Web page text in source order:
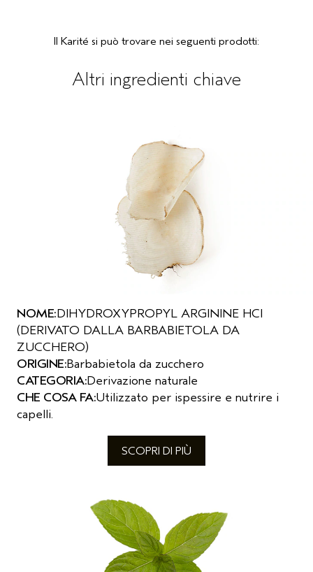
Il Karité si può trovare nei seguenti prodotti:
Altri ingredienti chiave
NOME:DIHYDROXYPROPYL ARGININE HCI
(DERIVATO DALLA BARBABIETOLA DA
ZUCCHERO)
ORIGINE:Barbabietola da zucchero
CATEGORIA:Derivazione naturale
CHE COSA FA:Utilizzato per ispessire e nutrire i
capelli.
SCOPRI DI PIÙ